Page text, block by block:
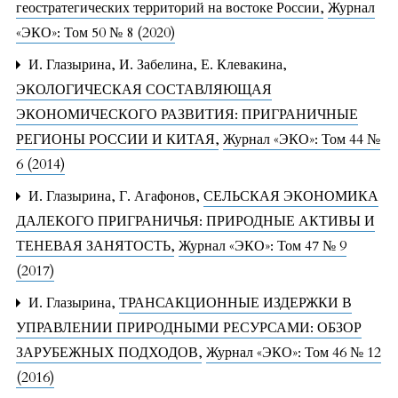
геостратегических территорий на востоке России, Журнал
«ЭКО»: Том 50 № 8 (2020)
И. Глазырина, И. Забелина, Е. Клевакина,
ЭКОЛОГИЧЕСКАЯ СОСТАВЛЯЮЩАЯ
ЭКОНОМИЧЕСКОГО РАЗВИТИЯ: ПРИГРАНИЧНЫЕ
РЕГИОНЫ РОССИИ И КИТАЯ, Журнал «ЭКО»: Том 44 №
6 (2014)
И. Глазырина, Г. Агафонов, СЕЛЬСКАЯ ЭКОНОМИКА
ДАЛЕКОГО ПРИГРАНИЧЬЯ: ПРИРОДНЫЕ АКТИВЫ И
ТЕНЕВАЯ ЗАНЯТОСТЬ, Журнал «ЭКО»: Том 47 № 9
(2017)
И. Глазырина, ТРАНСАКЦИОННЫЕ ИЗДЕРЖКИ В
УПРАВЛЕНИИ ПРИРОДНЫМИ РЕСУРСАМИ: ОБЗОР
ЗАРУБЕЖНЫХ ПОДХОДОВ, Журнал «ЭКО»: Том 46 № 12
(2016)